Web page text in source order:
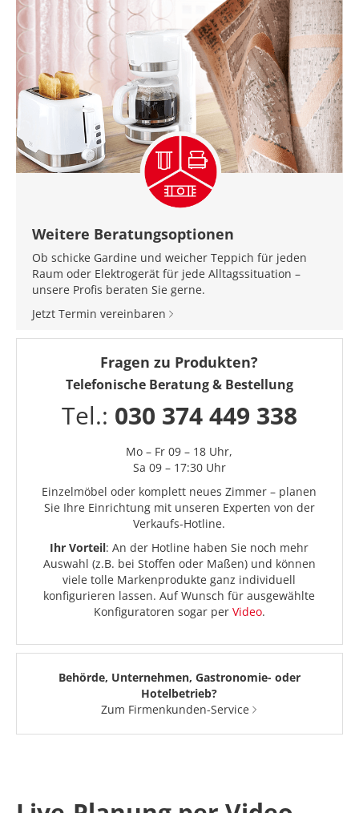
Weitere Beratungsoptionen
Ob schicke Gardine und weicher Teppich für jeden
Raum oder Elektrogerät für jede Alltagssituation –
unsere Profis beraten Sie gerne.
Jetzt Termin vereinbaren
Fragen zu Produkten?
Telefonische Beratung & Bestellung
Tel.: 030 374 449 338
Mo – Fr 09 – 18 Uhr,
Sa 09 – 17:30 Uhr
Einzelmöbel oder komplett neues Zimmer – planen
Sie Ihre Einrichtung mit unseren Experten von der
Verkaufs-Hotline.
Ihr Vorteil: An der Hotline haben Sie noch mehr
Auswahl (z.B. bei Stoffen oder Maßen) und können
viele tolle Markenprodukte ganz individuell
konfigurieren lassen. Auf Wunsch für ausgewählte
Konfiguratoren sogar per Video.
Behörde, Unternehmen, Gastronomie- oder
Hotelbetrieb?
Zum Firmenkunden-Service